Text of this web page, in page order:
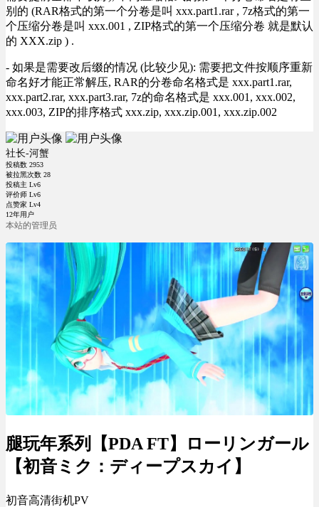
别的 (RAR格式的第一个分卷是叫 xxx.part1.rar , 7z格式的第一
个压缩分卷是叫 xxx.001 , ZIP格式的第一个压缩分卷 就是默认
的 XXX.zip ) .
- 如果是需要改后缀的情况 (比较少见): 需要把文件按顺序重新
命名好才能正常解压, RAR的分卷命名格式是 xxx.part1.rar,
xxx.part2.rar, xxx.part3.rar, 7z的命名格式是 xxx.001, xxx.002,
xxx.003, ZIP的排序格式 xxx.zip, xxx.zip.001, xxx.zip.002
社长-河蟹
投稿数 2953
被拉黑次数 28
投稿主 Lv6
评价师 Lv6
点赞家 Lv4
12年用户
本站的管理员
腿玩年系列【PDA FT】ローリンガール
【初音ミク：ディープスカイ】
初音高清街机PV